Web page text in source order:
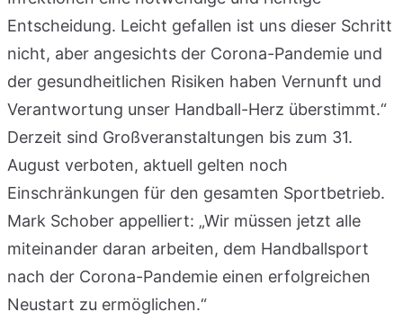
Entscheidung. Leicht gefallen ist uns dieser Schritt
nicht, aber angesichts der Corona-Pandemie und
der gesundheitlichen Risiken haben Vernunft und
Verantwortung unser Handball-Herz überstimmt.“
Derzeit sind Großveranstaltungen bis zum 31.
August verboten, aktuell gelten noch
Einschränkungen für den gesamten Sportbetrieb.
Mark Schober appelliert: „Wir müssen jetzt alle
miteinander daran arbeiten, dem Handballsport
nach der Corona-Pandemie einen erfolgreichen
Neustart zu ermöglichen.“